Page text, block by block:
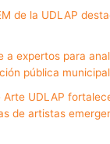
de la UDLAP
a expertos para
pública municipal
Arte UDLAP
de artistas